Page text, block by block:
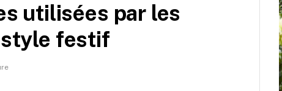
utilisées par les
style festif